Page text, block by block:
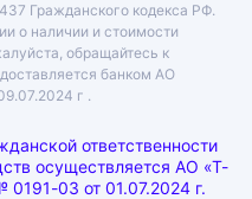
Гражданского кодекса РФ.
о наличии и стоимости
обращайтесь к
банком АО
г .
ответственности
осуществляется АО «Т-
03 от 01.07.2024 г.